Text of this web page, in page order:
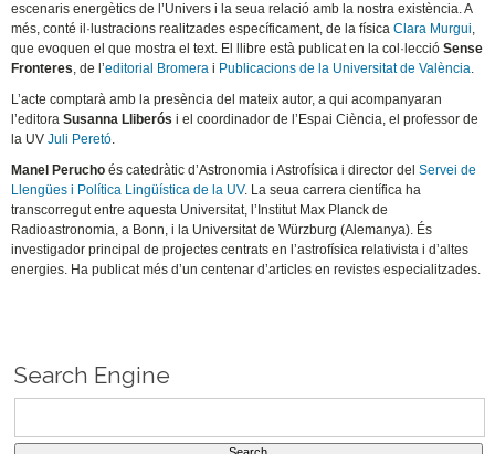
escenaris energètics de l’Univers i la seua relació amb la nostra existència. A
més, conté il·lustracions realitzades específicament, de la físicaClara Murgui,
que evoquen el que mostra el text. El llibre està publicat en la col·leccióSense
Fronteres, de l’editorial Bromera i Publicacions de la Universitat de València.
L’acte comptarà amb la presència del mateix autor, a qui acompanyaran
l’editoraSusanna Lliberós i el coordinador de l’Espai Ciència, el professor de
la UVJuli Peretó.
Manel Perucho és catedràtic d’Astronomia i Astrofísica i director delServei de
Llengües i Política Lingüística de la UV. La seua carrera científica ha
transcorregut entre aquesta Universitat, l’Institut Max Planck de
Radioastronomia, a Bonn, i la Universitat de Würzburg (Alemanya). És
investigador principal de projectes centrats en l’astrofísica relativista i d’altes
energies. Ha publicat més d’un centenar d’articles en revistes especialitzades.
Search Engine